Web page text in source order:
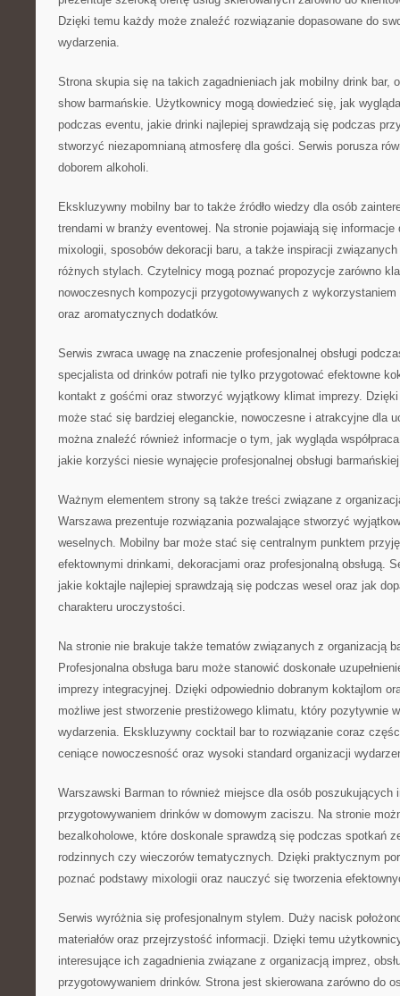
Dzięki temu każdy może znaleźć rozwiązanie dopasowane do
wydarzenia.
Strona skupia się na takich zagadnieniach jak mobilny drink bar,
show barmańskie. Użytkownicy mogą dowiedzieć się, jak
podczas eventu, jakie drinki najlepiej sprawdzają się podczas
stworzyć niezapomnianą atmosferę dla gości. Serwis porusza
doborem alkoholi.
Ekskluzywny mobilny bar to także źródło wiedzy dla osób
trendami w branży eventowej. Na stronie pojawiają się informacje
mixologii, sposobów dekoracji baru, a także inspiracji
różnych stylach. Czytelnicy mogą poznać propozycje zarówno
nowoczesnych kompozycji przygotowywanych z
oraz aromatycznych dodatków.
Serwis zwraca uwagę na znaczenie profesjonalnej obsługi
specjalista od drinków potrafi nie tylko przygotować efektowne
kontakt z gośćmi oraz stworzyć wyjątkowy klimat imprezy.
może stać się bardziej eleganckie, nowoczesne i atrakcyjne dla
można znaleźć również informacje o tym, jak wygląda
jakie korzyści niesie wynajęcie profesjonalnej obsługi
Ważnym elementem strony są także treści związane z
Warszawa prezentuje rozwiązania pozwalające stworzyć
weselnych. Mobilny bar może stać się centralnym punktem
efektownymi drinkami, dekoracjami oraz profesjonalną obsługą.
jakie koktajle najlepiej sprawdzają się podczas wesel oraz jak
charakteru uroczystości.
Na stronie nie brakuje także tematów związanych z organizacją
Profesjonalna obsługa baru może stanowić doskonałe
imprezy integracyjnej. Dzięki odpowiednio dobranym koktajlom
możliwe jest stworzenie prestiżowego klimatu, który pozytywnie
wydarzenia. Ekskluzywny cocktail bar to rozwiązanie coraz
ceniące nowoczesność oraz wysoki standard organizacji
Warszawski Barman to również miejsce dla osób poszukujących
przygotowywaniem drinków w domowym zaciszu. Na stronie
bezalkoholowe, które doskonale sprawdzą się podczas spotkań
rodzinnych czy wieczorów tematycznych. Dzięki praktycznym
poznać podstawy mixologii oraz nauczyć się tworzenia
Serwis wyróżnia się profesjonalnym stylem. Duży nacisk
materiałów oraz przejrzystość informacji. Dzięki temu
interesujące ich zagadnienia związane z organizacją imprez,
przygotowywaniem drinków. Strona jest skierowana zarówno do